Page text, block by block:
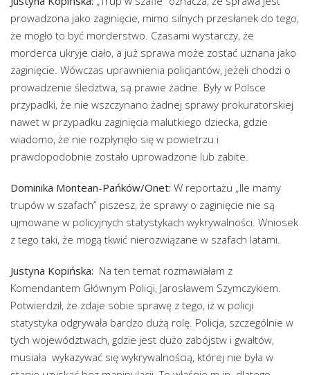
prowadzona jako zaginięcie, mimo silnych przesłanek do tego,
że mogło to być morderstwo. Czasami wystarczy, że
morderca ukryje ciało, a już sprawa może zostać uznana jako
zaginięcie. Wówczas uprawnienia policjantów, jeżeli chodzi o
prowadzenie śledztwa, są prawie żadne. Były w Polsce
przypadki, że nie wszczynano żadnej sprawy prokuratorskiej
nawet w przypadku zaginięcia malutkiego dziecka, gdzie
wiadomo, że nie rozpłynęło się w powietrzu i
prawdopodobnie zostało uprowadzone lub zabite.
Dominika Montean-Pańków/Onet: W reportażu „Ile mamy
trupów w szafach” piszesz, że sprawy o zaginięcie nie są
ujmowane w policyjnych statystykach wykrywalności. Wniosek
z tego taki, że mogą tkwić nierozwiązane w szafach latami.
Justyna Kopińska: Na ten temat rozmawiałam z
Komendantem Głównym Policji, Jarosławem Szymczykiem.
Potwierdził, że zdaje sobie sprawę z tego, iż w policji
statystyka odgrywała bardzo dużą rolę. Policja, szczególnie w
tych województwach, gdzie jest dużo zabójstw i gwałtów,
musiała wykazywać się wykrywalnością, której nie była w